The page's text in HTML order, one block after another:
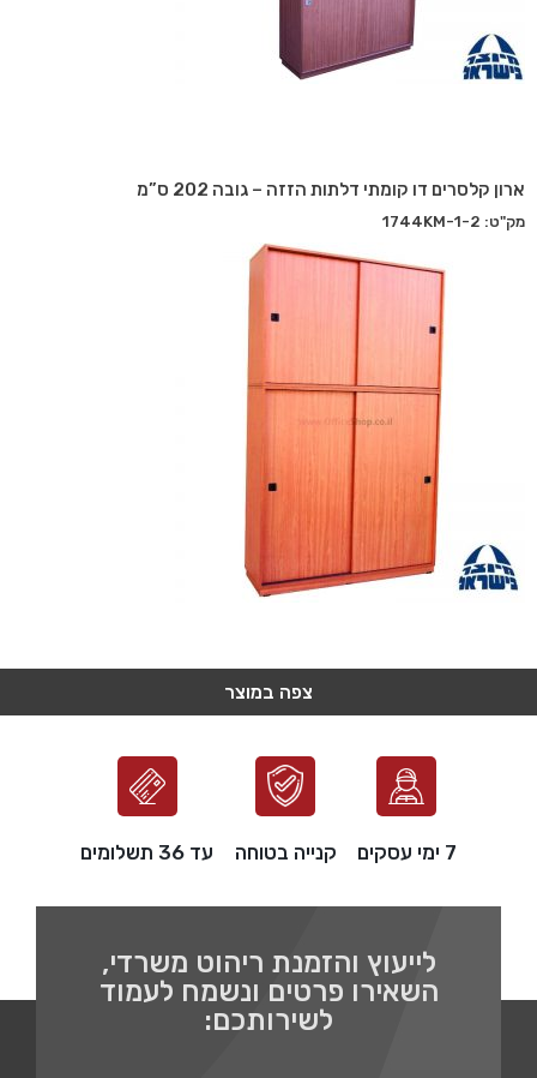
צפה במוצר
צפה במוצר
ארון קלסרים דו קומתי דלתות הזזה – גובה 202 ס”מ
מק"ט: 1744KM-1-2
צפה במוצר
7 ימי עסקים קנייה בטוחה עד 36 תשלומים
לייעוץ והזמנת ריהוט משרדי,
השאירו פרטים ונשמח לעמוד
לשירותכם: